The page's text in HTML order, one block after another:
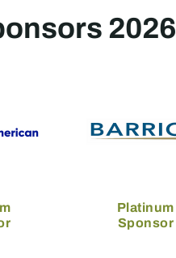
2026
Platinum
Sponsor